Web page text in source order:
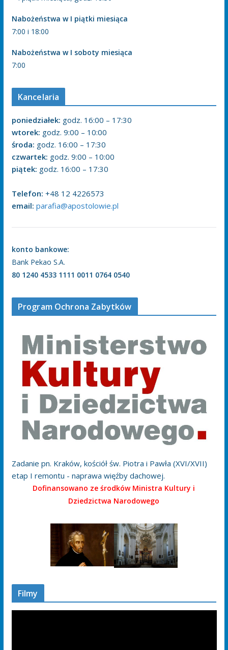
Nabożeństwa w I piątki miesiąca
7:00 i 18:00
Nabożeństwa w I soboty miesiąca
7:00
Kancelaria
poniedziałek: godz. 16:00 – 17:30
wtorek: godz. 9:00 – 10:00
środa: godz. 16:00 – 17:30
czwartek: godz. 9:00 – 10:00
piątek: godz. 16:00 – 17:30
Telefon: +48 12 4226573
email: parafia@apostolowie.pl
konto bankowe:
Bank Pekao S.A.
80 1240 4533 1111 0011 0764 0540
Program Ochrona Zabytków
Zadanie pn. Kraków, kościół św. Piotra i Pawła (XVI/XVII)
etap I remontu - naprawa więźby dachowej.
Dofinansowano ze środków Ministra Kultury i
Dziedzictwa Narodowego
Filmy